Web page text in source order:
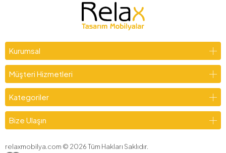
Kurumsal
Müşteri Hizmetleri
Kategoriler
Bize Ulaşın
relaxmobilya.com © 2026Tüm Hakları Saklıdır.